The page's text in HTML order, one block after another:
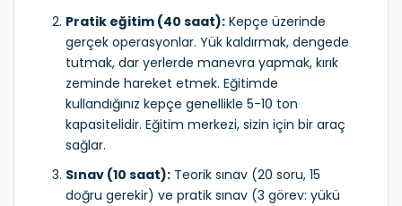
Pratik eğitim (40 saat): Kepçe üzerinde
gerçek operasyonlar. Yük kaldırmak, dengede
tutmak, dar yerlerde manevra yapmak, kırık
zeminde hareket etmek. Eğitimde
kullandığınız kepçe genellikle 5-10 ton
kapasitelidir. Eğitim merkezi, sizin için bir araç
sağlar.
Sınav (10 saat): Teorik sınav (20 soru, 15
doğru gerekir) ve pratik sınav (3 görev: yükü